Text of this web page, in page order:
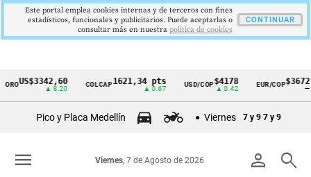
Cintillo
Colombia
US$3342,60
▲ 8.20
COLCAP1621,34 pts
▲ 0.67
USD/COP$4178
▲ 0.42
EUR/COP$3672
Pico y Placa Medellín Viernes 7 y 9 7 y 9
person search
Viernes, 7 de Agosto de 2026
menu
Este portal emplea cookies internas y de terceros con fines
estadísticos, funcionales y publicitarios. Puede aceptarlas o
consultar más en nuestra politica de cookies
CONTINUAR